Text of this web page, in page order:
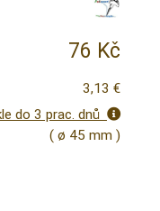
76 Kč
3,13 €
do 3 prac. dnů
( ø 45 mm )